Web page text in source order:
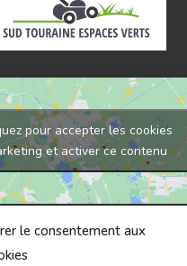
le consentement aux
pour accepter les cookies
et activer ce contenu